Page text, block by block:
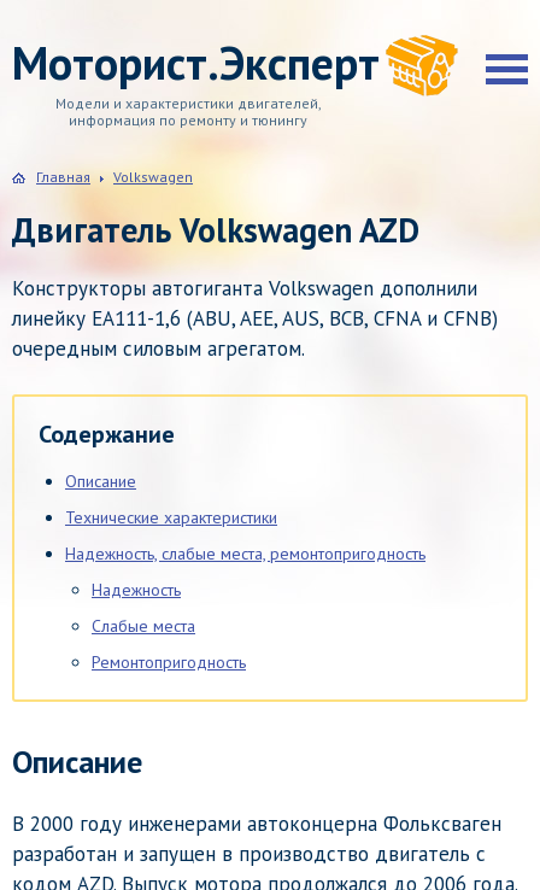
Моторист.Эксперт
Модели и характеристики двигателей,
информация по ремонту и тюнингу
Главная Volkswagen
Двигатель Volkswagen AZD
Конструкторы автогиганта Volkswagen дополнили
линейку EA111-1,6 (ABU, AEE, AUS, BCB, CFNA и CFNB)
очередным силовым агрегатом.
Содержание
Описание
Технические характеристики
Надежность, слабые места, ремонтопригодность
Надежность
Слабые места
Ремонтопригодность
Описание
В 2000 году инженерами автоконцерна Фольксваген
разработан и запущен в производство двигатель с
кодом AZD. Выпуск мотора продолжался до 2006 года.